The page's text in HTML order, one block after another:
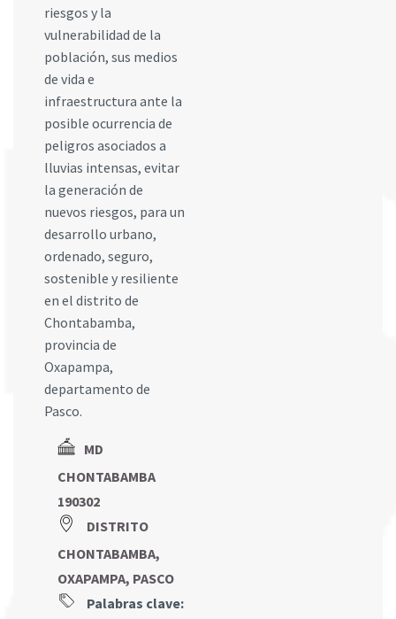
riesgos y la
vulnerabilidad de la
población, sus medios
de vida e
infraestructura ante la
posible ocurrencia de
peligros asociados a
lluvias intensas, evitar
la generación de
nuevos riesgos, para un
desarrollo urbano,
ordenado, seguro,
sostenible y resiliente
en el distrito de
Chontabamba,
provincia de
Oxapampa,
departamento de
Pasco.
MD
CHONTABAMBA
190302
DISTRITO
CHONTABAMBA,
OXAPAMPA, PASCO
Palabras clave: